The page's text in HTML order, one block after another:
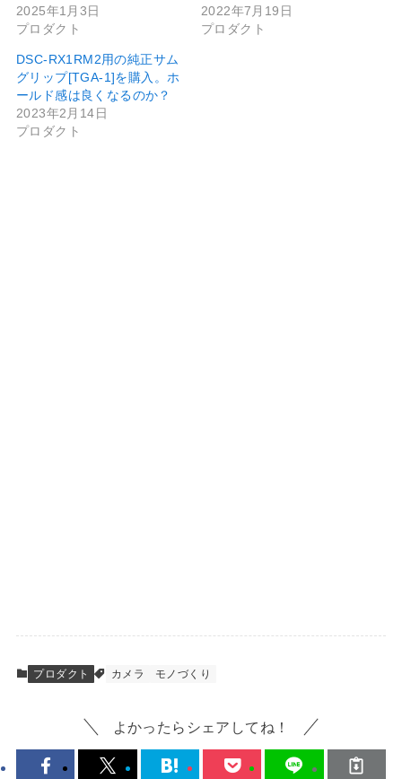
2025年1月3日
プロダクト
2022年7月19日
プロダクト
DSC-RX1RM2用の純正サム
グリップ[TGA-1]を購入。ホ
ールド感は良くなるのか？
2023年2月14日
プロダクト
プロダクト カメラ モノづくり
よかったらシェアしてね！